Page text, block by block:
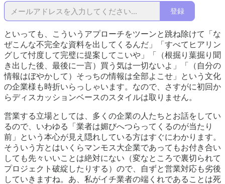
登録
といっても、こういうアプローチをツーンと跳ね除けて「な
ぜこんな不完全な資料を出してくるんだ」「すべてヒアリン
グして忖度して完璧に提案してこいや」「（根掘り葉掘り聞
き出した後、最後に一言）買う気は一切ないよ」「（自分の
情報はぼやかして）そっちの情報は全部よこせ」という文化
の企業様も時折いらっしゃいます。なので、さすがに初回か
らディスカッションベースのスタイルは取りません。
営業する立場としては、多くの企業の人たちとお話をしてい
るので、いわゆる「業者は媚びへつらってくるのが当たり
前」という本心が見え隠れしている方はすぐにわかります。
そういう方とはいくらマンモス大企業であってもお付き合い
しても先々いいことは絶対にない（変なところで裏切られて
プロジェクト破綻したりする）ので、自ずと営業対応も劣後
していきますね。あ、私がイチ業者の端くれであることは死